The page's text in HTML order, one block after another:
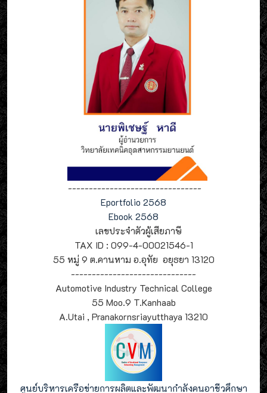
--------------------------------
Eportfolio 2568
Ebook 2568
เลขประจำตัวผู้เสียภาษี
TAX ID : 099-4-00021546-1
55 หมู่ 9 ต.คานหาม อ.อุทัย อยุธยา 13120
------------------------------
Automotive Industry Technical College
55 Moo.9 T.Kanhaab
A.Utai , Pranakornsriayutthaya 13210
ศูนย์บริหารเครือข่ายการผลิตและพัฒนากำลังคนอาชีวศึกษา